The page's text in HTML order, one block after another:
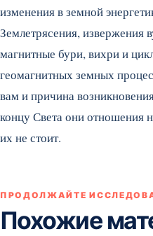
изменения в земной
Землетрясения, извержения
магнитные бури, вихри и
геомагнитных земных
вам и причина
концу Света они отношения
их не стоит.
ПРОДОЛЖАЙТЕ
Похожие